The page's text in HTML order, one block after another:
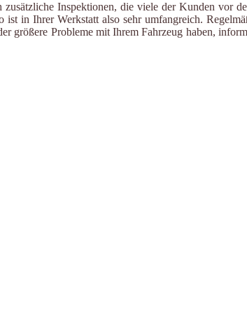
zusätzliche Inspektionen, die viele der Kunden vor
in Ihrer Werkstatt also sehr umfangreich.
größere Probleme mit Ihrem Fahrzeug haben,